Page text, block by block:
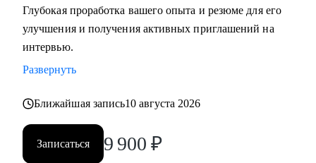
С чем помогу:
• Создать качественное резюме «с нуля» или
скорректировать имеющееся с учетом карьерных целей.
• Подготовиться к интервью, грамотно презентовать опыт
и сформулировать ответы на сложные
вопросы.
Глубокая проработка вашего опыта и резюме для его
улучшения и получения активных приглашений на
интервью.
Развернуть
Ближайшая запись10 августа 2026
Записаться 9 900 ₽